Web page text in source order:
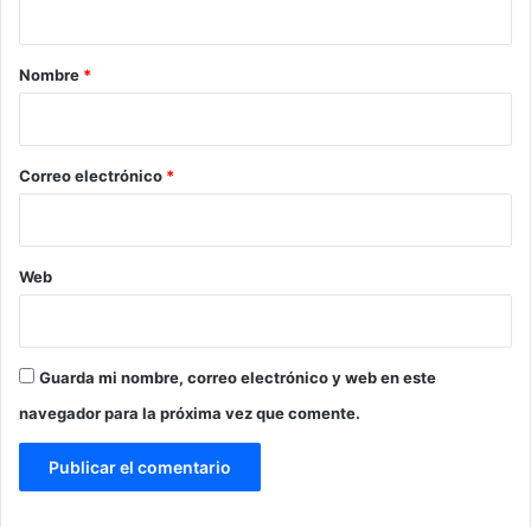
r
*
Nombre *
Correo electrónico *
Web
Guarda mi nombre, correo electrónico y web en este
navegador para la próxima vez que comente.